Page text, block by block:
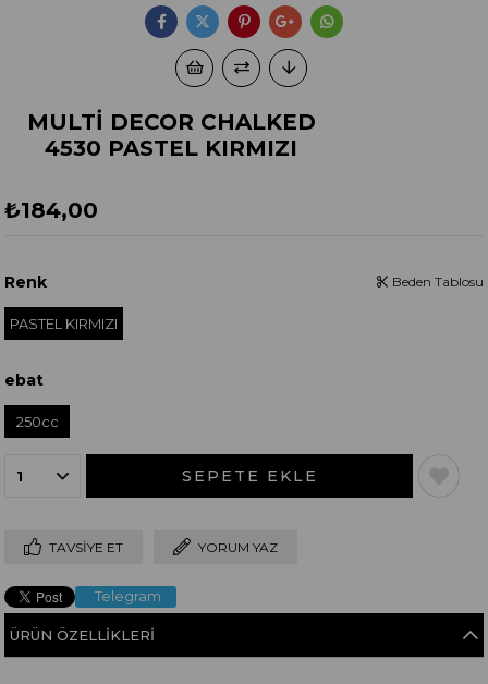
MULTİ DECOR CHALKED
4530 PASTEL KIRMIZI
₺184,00
Renk
PASTEL KIRMIZI
Beden Tablosu
ebat
250cc
TAVSIYE ET YORUM YAZ
Telegram
ÜRÜN ÖZELLIKLERI